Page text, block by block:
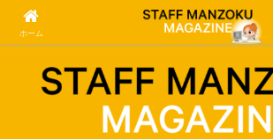
関西で働く介護士・看護師のための情報
ホーム